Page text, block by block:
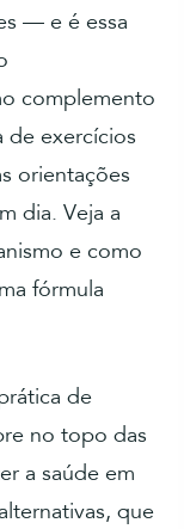
— e é essa
complemento
de exercícios
orientações
dia. Veja a
e como
fórmula
de
no topo das
a saúde em
que